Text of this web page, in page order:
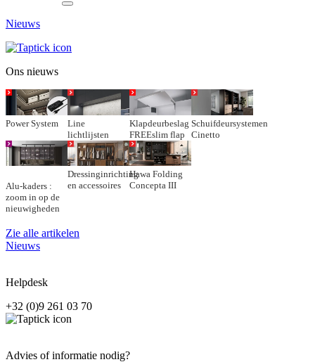
Nieuws
Ons nieuws
Power System
Line
lichtlijsten
Klapdeurbeslag
FREEslim flap
Schuifdeursystemen
Cinetto
Alu-kaders :
zoom in op de
nieuwigheden
Dressinginrichting
en accessoires
Hawa Folding
Concepta III
Zie alle artikelen
Nieuws
Helpdesk
+32 (0)9 261 03 70
Advies of informatie nodig?